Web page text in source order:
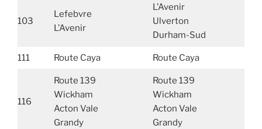
103
Lefebvre
L’Avenir
L’Avenir
Ulverton
Durham-Sud
111 Route Caya Route Caya
116
Route 139
Wickham
Acton Vale
Grandy
Route 139
Wickham
Acton Vale
Grandy